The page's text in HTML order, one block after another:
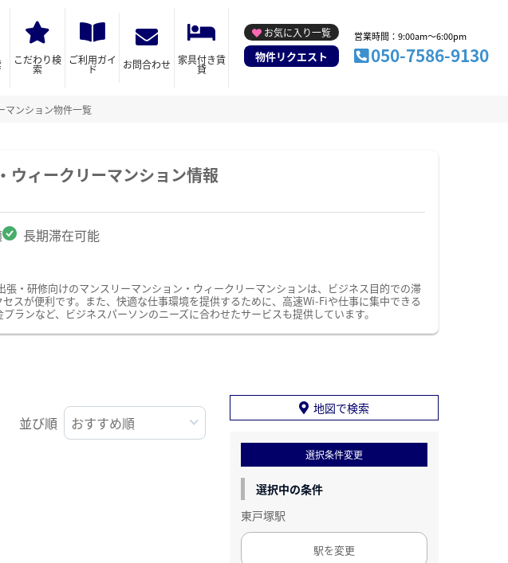
こだわり検
索
ご利用ガイ
ド お問合わせ 家具付き賃
貸
お気に入り一覧
物件リクエスト
営業時間：9:00am～6:00pm
050-7586-9130
マンション物件一覧
ウィークリーマンション情報
長期滞在可能
・研修向けのマンスリーマンション・ウィークリーマンションは、ビジネス目的での滞
スが便利です。また、快適な仕事環境を提供するために、高速Wi-Fiや仕事に集中できる
ンなど、ビジネスパーソンのニーズに合わせたサービスも提供しています。
並び順
地図で検索
選択条件変更
選択中の条件
東戸塚駅
駅を変更